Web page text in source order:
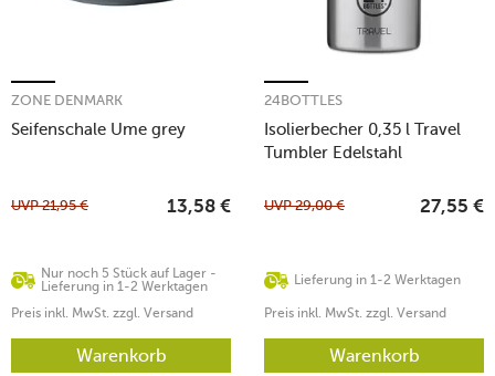
Seifenschale Ume grey
ZONE DENMARK
Nur noch 5 Stück auf Lager -
Lieferung in 1-2 Werktagen
UVP21,95 € 13,58 €
Preis inkl. MwSt. zzgl. Versand
Warenkorb
Isolierbecher 0,35 l Travel
Tumbler Edelstahl
24BOTTLES
Lieferung in 1-2 Werktagen
UVP29,00 € 27,55 €
Preis inkl. MwSt. zzgl. Versand
Warenkorb